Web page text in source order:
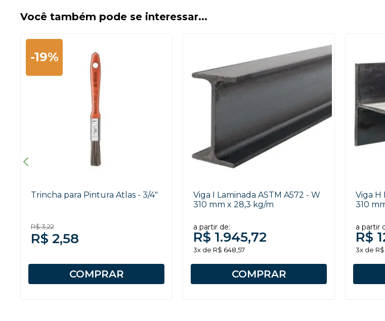
Você também pode se interessar...
Trincha para Pintura Atlas - 3/4"
R$ 3,22
R$ 2,58
COMPRAR
-19%
Viga I Laminada ASTM A572 - W
310 mm x 28,3 kg/m
a partir de:
R$ 1.945,72
3x de R$ 648,57
COMPRAR
Viga H
310
a partir
R$
3x de